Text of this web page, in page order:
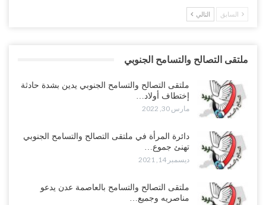
السابق التالي
ملتقى التصالح والتسامح الجنوبي
ملتقى التصالح والتسامح الجنوبي يدين بشدة حادثة
إختطاف أولاد…
مارس 30, 2022
دائرة المرأة في ملتقى التصالح والتسامح الجنوبي
تهنئ جموع…
ديسمبر 14, 2021
ملتقى التصالح والتسامح بالعاصمة عدن يدعو
مناصريه وجميع…